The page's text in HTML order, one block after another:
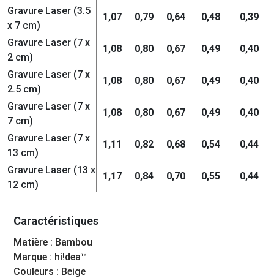
Gravure Laser (3.5
x 7 cm)
1,07 0,79 0,64 0,48 0,39
Gravure Laser (7 x
2 cm)
1,08 0,80 0,67 0,49 0,40
Gravure Laser (7 x
2.5 cm)
1,08 0,80 0,67 0,49 0,40
Gravure Laser (7 x
7 cm)
1,08 0,80 0,67 0,49 0,40
Gravure Laser (7 x
13 cm)
1,11 0,82 0,68 0,54 0,44
Gravure Laser (13 x
12 cm)
1,17 0,84 0,70 0,55 0,44
Caractéristiques
Matière : Bambou
Marque : hi!dea™
Couleurs : Beige